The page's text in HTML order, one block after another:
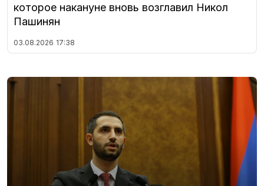
которое накануне вновь возглавил Никол
Пашинян
03.08.2026 17:38